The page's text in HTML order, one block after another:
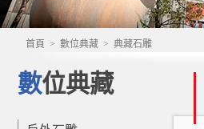
首頁 > 數位典藏 > 典藏石雕
數位典藏